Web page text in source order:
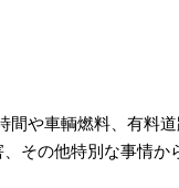
や車輌燃料、有料
その他特別な事情